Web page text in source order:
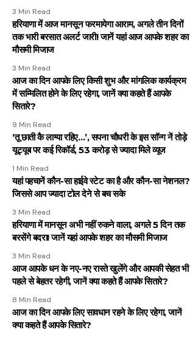
3 Min Read
हरियाणा में आज मानसून फरमायेगा आराम, अगले तीन दिनों
तक भारी बरसात अलर्ट जारी! जानें यहां आज आपके शहर का
मौसमी मिजाज
3 Min Read
आज का दिन आपके लिए किसी शुभ और मांगलिक कार्यक्रम
में सम्मिलित होने के लिए रहेगा, जानें क्या कहते हैं आपके
सितारे?
9 Min Read
‘तू छाती कै लाग्या रहिए…’, सपना चौधरी के इस सॉन्ग नें तोड़े
यूट्यूब पर कई रिकॉर्ड, 53 करोड़ से ज्यादा मिले व्यूज
1 Min Read
यहां पहचानें कौन-सा हाईवे स्टेट का है और कौन-सा नेशनल?
जिससे आप ज्यादा टोल देने से बच सके
3 Min Read
हरियाणा में मानसून अभी नहीं रुकने वाला, अगले 5 दिन तक
बरसेंगे बदरा! जानें यहां आपके शहर का मौसमी मिजाज
3 Min Read
आज आपके धन के नए-नए रास्ते खुलेंगे और आपकी सेहत भी
पहले से बेहतर रहेगी, जानें क्या कहते हैं आपके सितारे?
8 Min Read
आज का दिन आपके लिए सावधान रहने के लिए रहेगा, जानें
क्या कहते हैं आपके सितारे?